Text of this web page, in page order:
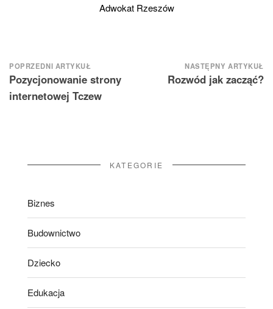
Adwokat Rzeszów
Nawigacja
wpisu
POPRZEDNI ARTYKUŁ
Pozycjonowanie strony
internetowej Tczew
NASTĘPNY ARTYKUŁ
Rozwód jak zacząć?
KATEGORIE
Biznes
Budownictwo
Dziecko
Edukacja